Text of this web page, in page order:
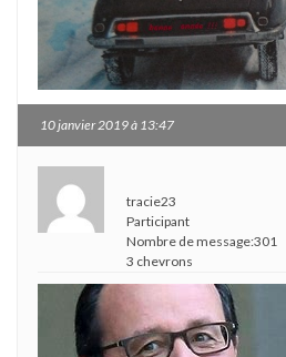
10 janvier 2019 à 13:47
tracie23
Participant
Nombre de message:301
3 chevrons